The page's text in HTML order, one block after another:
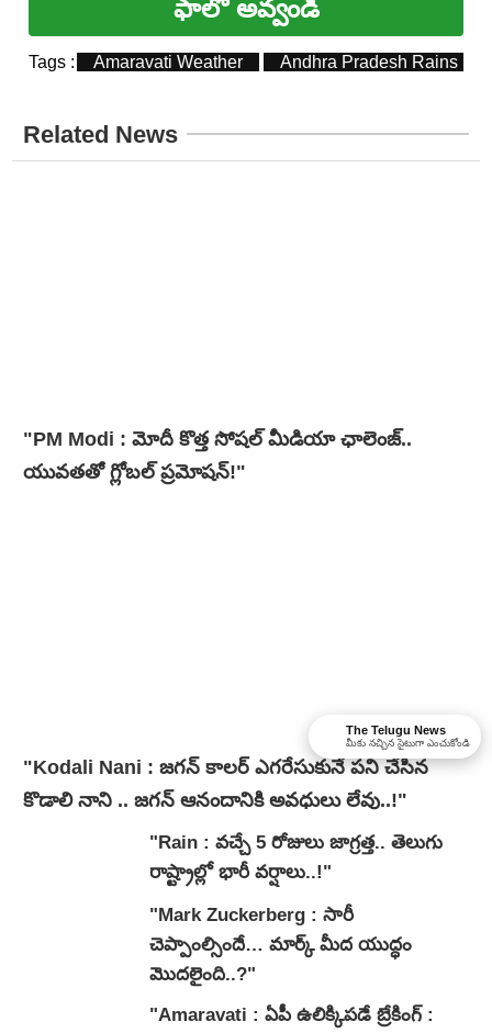
ఫాలో అవ్వండి
Tags : Amaravati Weather Andhra Pradesh Rains
Related News
"PM Modi : మోదీ కొత్త సోషల్ మీడియా ఛాలెంజ్..
యువతతో గ్లోబల్ ప్రమోషన్!"
"Kodali Nani : జగన్ కాలర్ ఎగరేసుకునే పని చేసిన
కొడాలి నాని .. జగన్ ఆనందానికి అవధులు లేవు..!"
"Rain : వచ్చే 5 రోజులు జాగ్రత్త.. తెలుగు
రాష్ట్రాల్లో భారీ వ‌ర్షాలు..!"
"Mark Zuckerberg : సారీ
చెప్పాంల్సిందే… మార్క్ మీద యుద్ధం
మొదలైంది..?"
"Amaravati : ఏపీ ఉలిక్కిపడే బ్రేకింగ్ :
The Telugu News
మీకు నచ్చిన సైటుగా ఎంచుకోండి